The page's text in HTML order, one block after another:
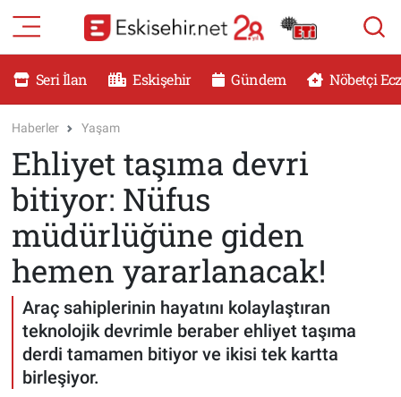
Seri İlan Eskişehir Gündem Nöbetçi
Haberler Yaşam
Ehliyet taşıma devri
bitiyor: Nüfus
müdürlüğüne giden
hemen yararlanacak!
Araç sahiplerinin hayatını kolaylaştıran
teknolojik devrimle beraber ehliyet taşıma
derdi tamamen bitiyor ve ikisi tek kartta
birleşiyor.
RESMİ İLANLAR
DÜNYA
SAĞLIK
MAGAZİN
KADIN
TEKNOLOJİ
YEMEK
Eskişehir Nöbetçi Eczaneler
Eskişehir Namaz Vakitleri
Eskişehir Trafik Yoğunluk Haritası
Süper Lig Puan Durumu ve Fikstür
Tüm Manşetler
Son Dakika Haberleri
Haber Arşivi